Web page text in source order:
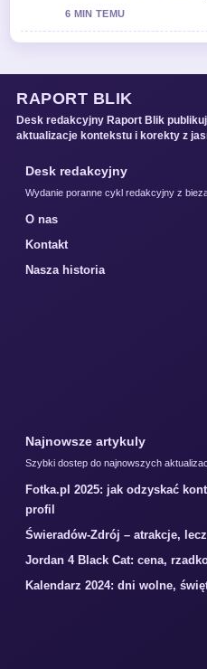
6 MIN TEMU
RAPORT BLIK
Desk redakcyjny Raport Blik
aktualizacje kontekstu i korekty z
Desk redakcyjny
Wydanie poranne cykl redakcyjny z
O nas
Kontakt
Nasza historia
Najnowsze artykuly
Szybki dostep do najnowszych
Fotka.pl 2025: jak odzyskać
profil
Świeradów-Zdrój – atrakcje,
Jordan 4 Black Cat: cena,
Kalendarz 2024: dni wolne,